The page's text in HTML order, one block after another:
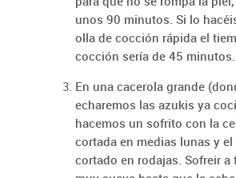
unos 90 minutos. Si lo
olla de cocción rápida el
cocción sería de 45 minutos.
En una cacerola grande
echaremos las azukis ya
hacemos un sofrito con la
cortada en medias lunas y el
cortado en rodajas. Sofreir a